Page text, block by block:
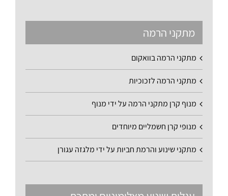
מתקני הרמה
מתקני הרמה בוואקום
מתקני הרמה לזכוכיות
מנוף קרן מתקני הרמה על ידי מנוף
מנופי קרן חשמליים מיוחדים
מתקני שינוע והרמת חביות על ידי מלגזה עגורן